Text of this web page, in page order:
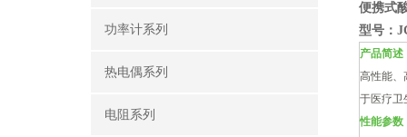
功率计系列
热电偶系列
电阻系列
便携式
型号：
产品简述
高性能、
于医疗卫
性能参数